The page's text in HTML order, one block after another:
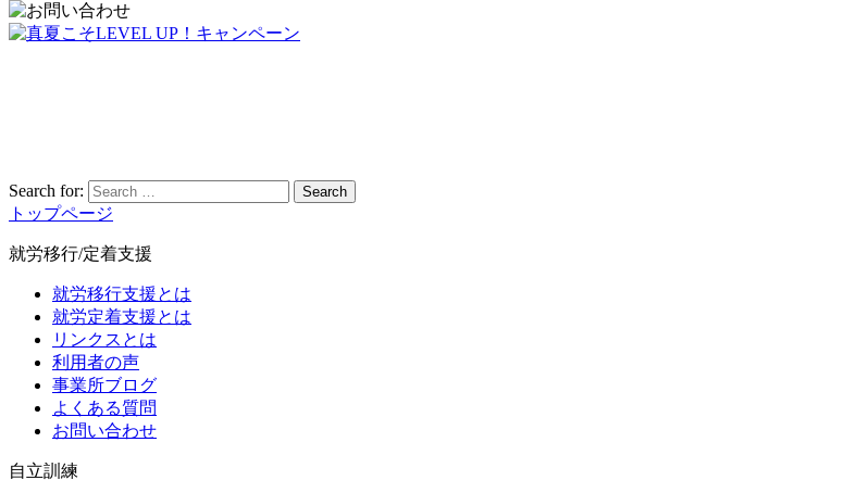
Search for: Search
トップページ
就労移行/定着支援
就労移行支援とは
就労定着支援とは
リンクスとは
利用者の声
事業所ブログ
よくある質問
お問い合わせ
自立訓練